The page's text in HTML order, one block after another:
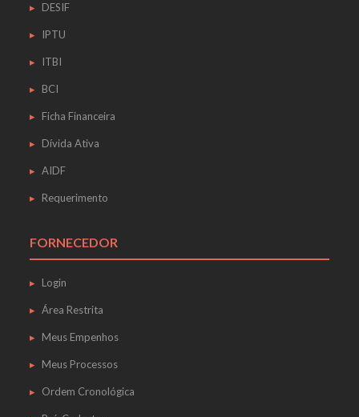
DESIF
IPTU
ITBI
BCI
Ficha Financeira
Dívida Ativa
AIDF
Requerimento
FORNECEDOR
Login
Área Restrita
Meus Empenhos
Meus Processos
Ordem Cronológica